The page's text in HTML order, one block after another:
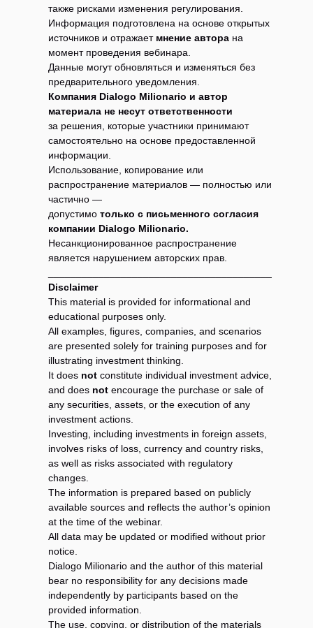
также рисками изменения регулирования.
Информация подготовлена на основе открытых
источников и отражаетмнение автора на
момент проведения вебинара.
Данные могут обновляться и изменяться без
предварительного уведомления.
Компания Dialogo Milionario и автор
материала не несут ответственности
за решения, которые участники принимают
самостоятельно на основе предоставленной
информации.
Использование, копирование или
распространение материалов — полностью или
частично —
допустимо только с письменного согласия
компании Dialogo Milionario.
Несанкционированное распространение
является нарушением авторских прав.
Disclaimer
This material is provided for informational and
educational purposes only.
All examples, figures, companies, and scenarios
are presented solely for training purposes and for
illustrating investment thinking.
It does not constitute individual investment advice,
and does not encourage the purchase or sale of
any securities, assets, or the execution of any
investment actions.
Investing, including investments in foreign assets,
involves risks of loss, currency and country risks,
as well as risks associated with regulatory
changes.
The information is prepared based on publicly
available sources and reflects the author’s opinion
at the time of the webinar.
All data may be updated or modified without prior
notice.
Dialogo Milionario and the author of this material
bear no responsibility for any decisions made
independently by participants based on the
provided information.
The use, copying, or distribution of the materials